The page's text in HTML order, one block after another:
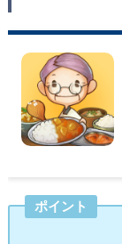
ポイント